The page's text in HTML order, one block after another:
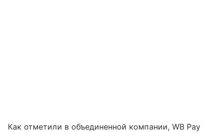
Как отметили в объединенной компании, WB Pay